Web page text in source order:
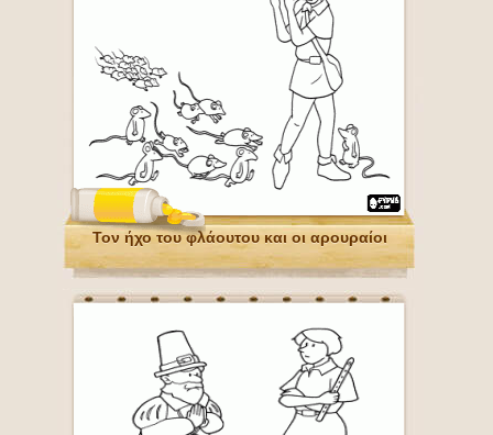
Τον ήχο του φλάουτου και οι αρουραίοι